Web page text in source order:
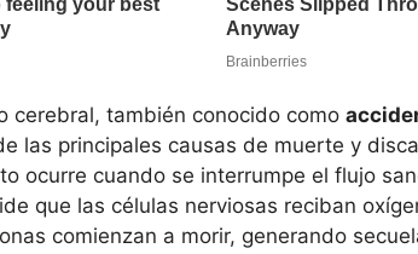
cerebral, también conocido como
las principales causas de muerte y
ocurre cuando se interrumpe el flujo
que las células nerviosas reciban
comienzan a morir, generando